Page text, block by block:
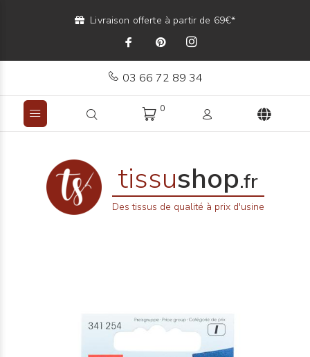
Livraison offerte à partir de 69€*
03 66 72 89 34
0
tissushop.fr
Des tissus de qualité à prix d'usine